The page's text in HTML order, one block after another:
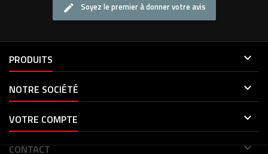
Soyez le premier à donner votre avis
PRODUITS 
NOTRE SOCIÉTÉ 
VOTRE COMPTE 
CONTACT 